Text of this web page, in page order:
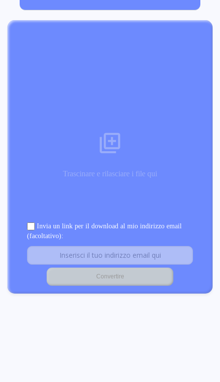
Trascinare e rilasciare i file qui
Invia un link per il download al mio indirizzo email
(facoltativo):